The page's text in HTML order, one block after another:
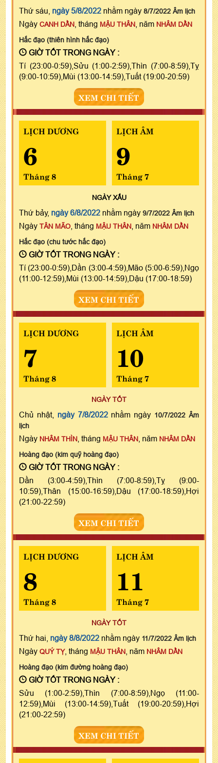
Thứ sáu, ngày 5/8/2022 nhằm ngày 8/7/2022 Âm lịch
Ngày CANH DẦN , tháng MẬU THÂN , năm NHÂM DẦN
Hắc đạo (thiên hình hắc đạo)
GIỜ TỐT TRONG NGÀY :
Tí (23:00-0:59),Sửu (1:00-2:59),Thìn (7:00-8:59),Tỵ
(9:00-10:59),Mùi (13:00-14:59),Tuất (19:00-20:59)
XEM CHI TIẾT
LỊCH DƯƠNG
6
Tháng 8
LỊCH ÂM
9
Tháng 7
NGÀYXẤU
Thứ bảy, ngày 6/8/2022 nhằm ngày 9/7/2022 Âm lịch
Ngày TÂN MÃO , tháng MẬU THÂN , năm NHÂM DẦN
Hắc đạo (chu tước hắc đạo)
GIỜ TỐT TRONG NGÀY :
Tí (23:00-0:59),Dần (3:00-4:59),Mão (5:00-6:59),Ngọ
(11:00-12:59),Mùi (13:00-14:59),Dậu (17:00-18:59)
XEM CHI TIẾT
LỊCH DƯƠNG
7
Tháng 8
LỊCH ÂM
10
Tháng 7
NGÀY TỐT
Chủ nhật, ngày 7/8/2022nhằm ngày 10/7/2022 Âm
lịch
Ngày NHÂM THÌN , tháng MẬU THÂN , năm NHÂM DẦN
Hoàng đạo (kim quỹ hoàng đạo)
GIỜ TỐT TRONG NGÀY :
Dần (3:00-4:59),Thìn (7:00-8:59),Tỵ (9:00-
10:59),Thân (15:00-16:59),Dậu (17:00-18:59),Hợi
(21:00-22:59)
XEM CHI TIẾT
LỊCH DƯƠNG
8
Tháng 8
LỊCH ÂM
11
Tháng 7
NGÀY TỐT
Thứ hai, ngày 8/8/2022 nhằm ngày 11/7/2022 Âm lịch
Ngày QUÝ TỴ, tháng MẬU THÂN , năm NHÂM DẦN
Hoàng đạo (kim đường hoàng đạo)
GIỜ TỐT TRONG NGÀY :
Sửu (1:00-2:59),Thìn (7:00-8:59),Ngọ (11:00-
12:59),Mùi (13:00-14:59),Tuất (19:00-20:59),Hợi
(21:00-22:59)
XEM CHI TIẾT